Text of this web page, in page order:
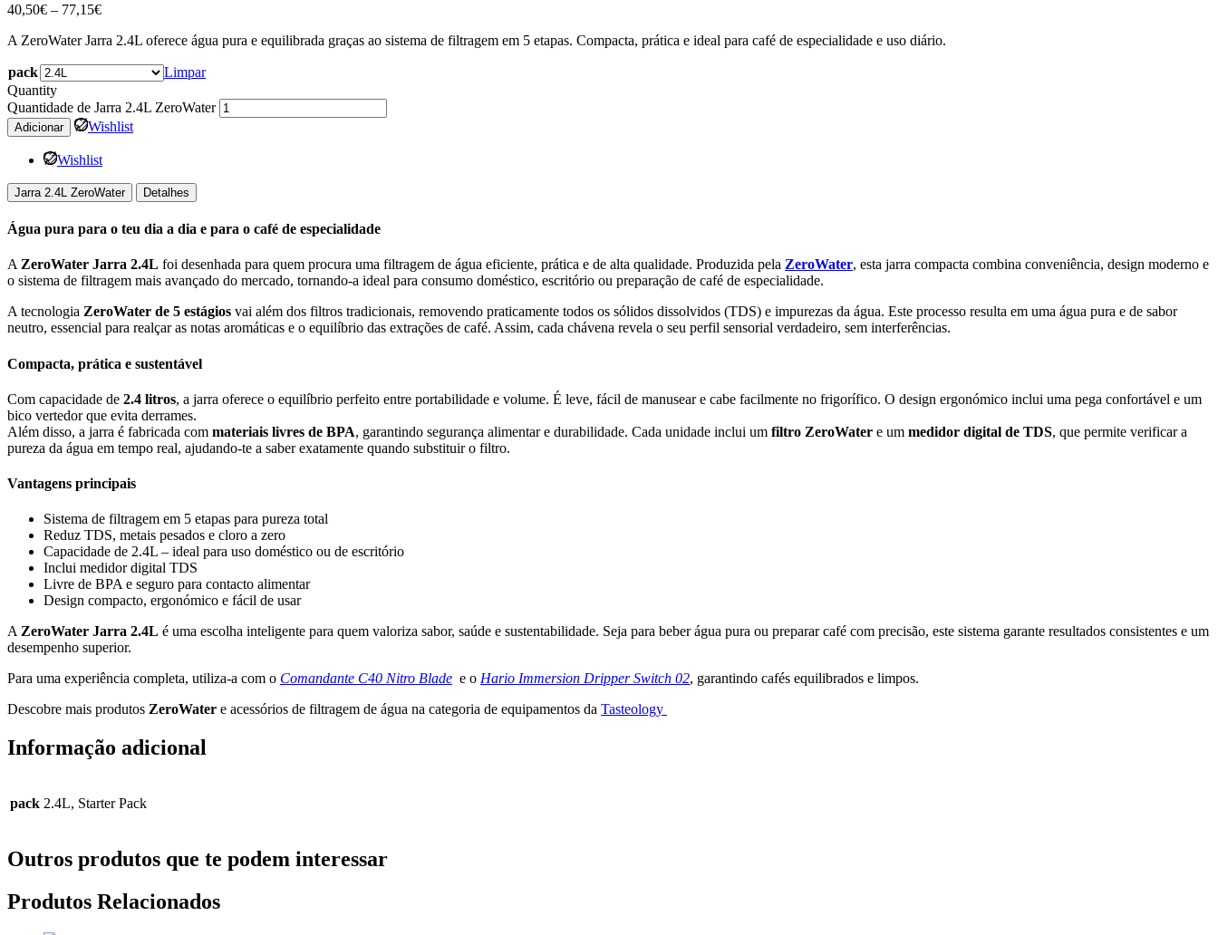
40,50€ – 77,15€
A ZeroWater Jarra 2.4L oferece água pura e equilibrada graças ao sistema de filtragem em 5 etapas. Compacta, prática e ideal para café de especialidade e uso diário.
pack
Limpar
Quantity
Quantidade de Jarra 2.4L ZeroWater
Adicionar Wishlist
Wishlist
Jarra 2.4L ZeroWater Detalhes
Água pura para o teu dia a dia e para o café de especialidade
A ZeroWater Jarra 2.4L foi desenhada para quem procura uma filtragem de água eficiente, prática e de alta qualidade. Produzida pela ZeroWater, esta jarra compacta combina conveniência, design moderno e
o sistema de filtragem mais avançado do mercado, tornando-a ideal para consumo doméstico, escritório ou preparação de café de especialidade.
A tecnologia ZeroWater de 5 estágios vai além dos filtros tradicionais, removendo praticamente todos os sólidos dissolvidos (TDS) e impurezas da água. Este processo resulta em uma água pura e de sabor
neutro, essencial para realçar as notas aromáticas e o equilíbrio das extrações de café. Assim, cada chávena revela o seu perfil sensorial verdadeiro, sem interferências.
Compacta, prática e sustentável
Com capacidade de 2.4 litros, a jarra oferece o equilíbrio perfeito entre portabilidade e volume. É leve, fácil de manusear e cabe facilmente no frigorífico. O design ergonómico inclui uma pega confortável e um
bico vertedor que evita derrames.
Além disso, a jarra é fabricada com materiais livres de BPA, garantindo segurança alimentar e durabilidade. Cada unidade inclui um filtro ZeroWater e um medidor digital de TDS, que permite verificar a
pureza da água em tempo real, ajudando-te a saber exatamente quando substituir o filtro.
Vantagens principais
Sistema de filtragem em 5 etapas para pureza total
Reduz TDS, metais pesados e cloro a zero
Capacidade de 2.4L – ideal para uso doméstico ou de escritório
Inclui medidor digital TDS
Livre de BPA e seguro para contacto alimentar
Design compacto, ergonómico e fácil de usar
A ZeroWater Jarra 2.4L é uma escolha inteligente para quem valoriza sabor, saúde e sustentabilidade. Seja para beber água pura ou preparar café com precisão, este sistema garante resultados consistentes e um
desempenho superior.
Para uma experiência completa, utiliza-a com o Comandante C40 Nitro Blade e o Hario Immersion Dripper Switch 02, garantindo cafés equilibrados e limpos.
Descobre mais produtos ZeroWater e acessórios de filtragem de água na categoria de equipamentos da Tasteology
Informação adicional
pack 2.4L, Starter Pack
Outros produtos que te podem interessar
Produtos Relacionados